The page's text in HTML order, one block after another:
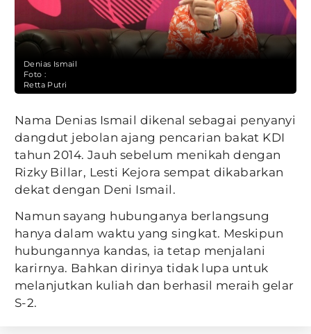
Denias Ismail
Foto :
Retta Putri
Nama Denias Ismail dikenal sebagai penyanyi
dangdut jebolan ajang pencarian bakat KDI
tahun 2014. Jauh sebelum menikah dengan
Rizky Billar, Lesti Kejora sempat dikabarkan
dekat dengan Deni Ismail.
Namun sayang hubunganya berlangsung
hanya dalam waktu yang singkat. Meskipun
hubungannya kandas, ia tetap menjalani
karirnya. Bahkan dirinya tidak lupa untuk
melanjutkan kuliah dan berhasil meraih gelar
S-2.